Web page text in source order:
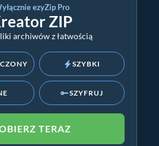
ezyZip Pro
ZIP
archiwów z łatwością
SZYBKI
SZYFRUJ
TERAZ